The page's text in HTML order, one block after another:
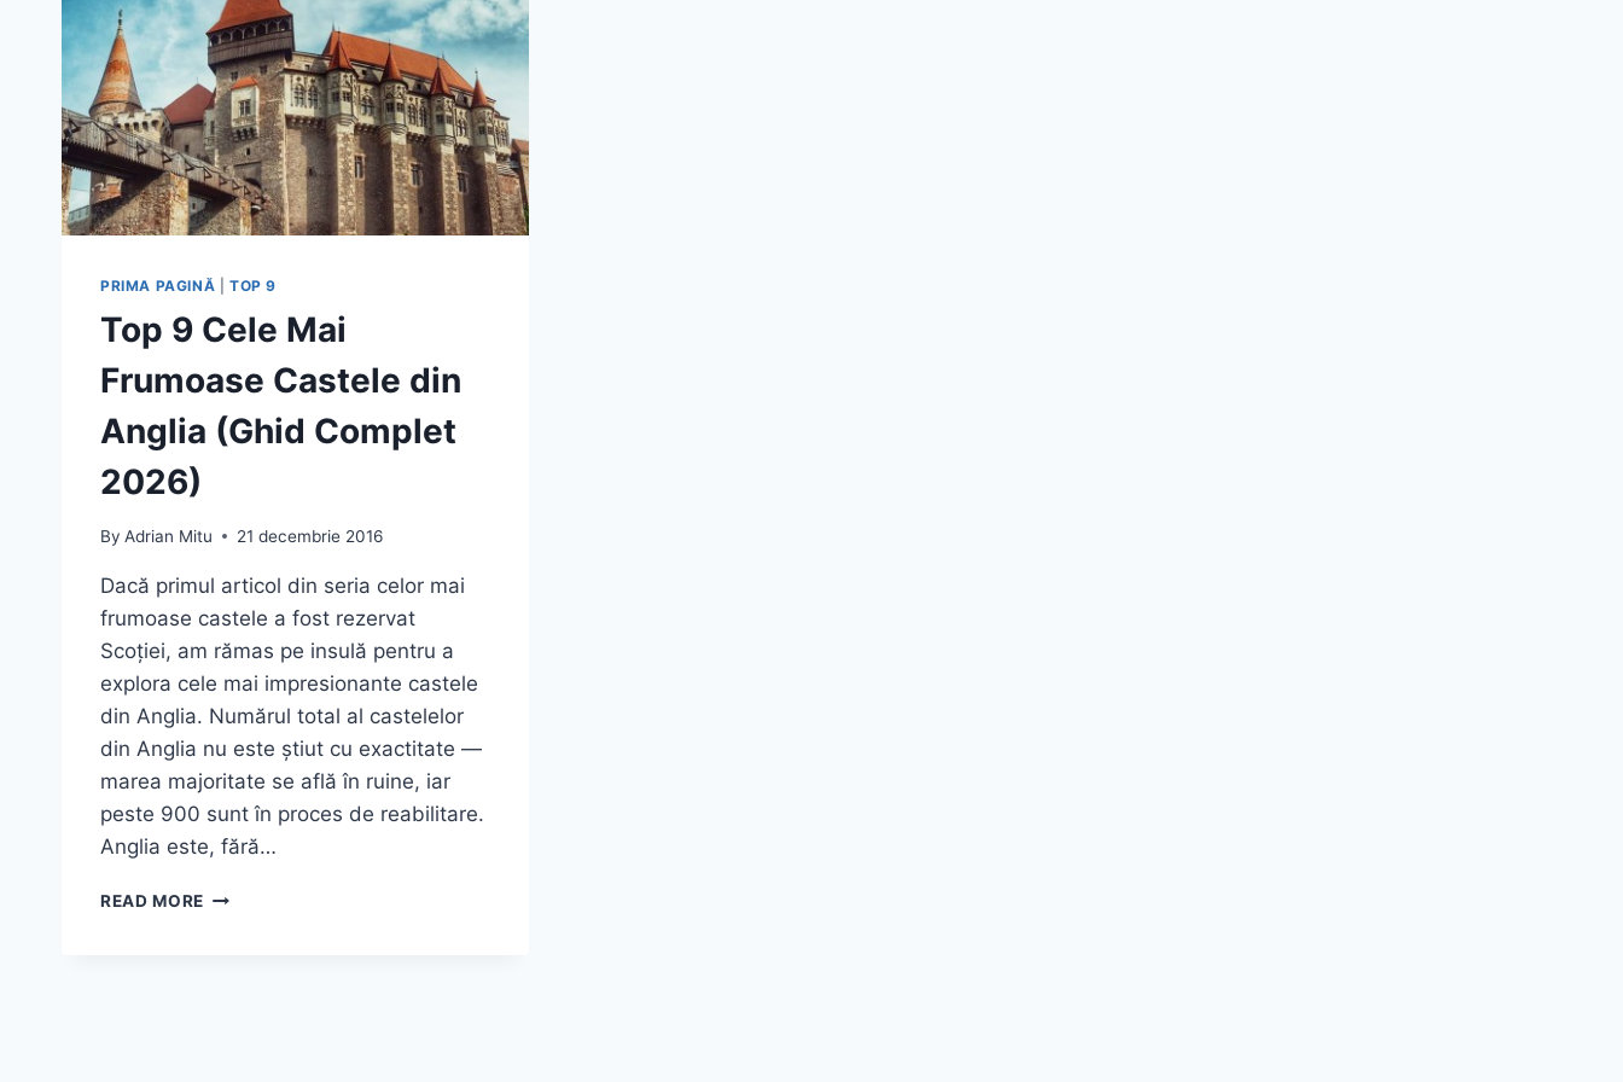
PRIMA PAGINĂ TOP 9
Top 9 Cele Mai
Frumoase Castele din
Anglia (Ghid Complet
2026)
By Adrian Mitu 21 decembrie 2016
Dacă primul articol din seria celor mai
frumoase castele a fost rezervat
Scoției, am rămas pe insulă pentru a
explora cele mai impresionante castele
din Anglia. Numărul total al castelelor
din Anglia nu este știut cu exactitate —
marea majoritate se află în ruine, iar
peste 900 sunt în proces de reabilitare.
Anglia este, fără…
READ MORE TOP